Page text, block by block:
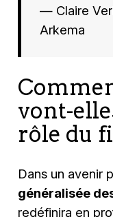
— Claire
Arkema
vont-
rôle du
Dans un avenir
généralisée
redéfinira en